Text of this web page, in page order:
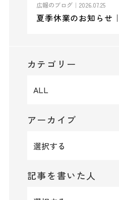
広報のブログ｜ 2026.07.25
夏季休業のお知らせ
カテゴリー
アーカイブ
記事を書いた人